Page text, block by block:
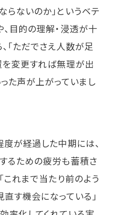
ないのか」というベテ
目的の理解・浸透が十
「ただでさえ人数が足
を変更すれば無理が出
た声が上がっていまし
が経過した中期には、
るための疲労も蓄積さ
これまで当たり前のよう
す機会になっている」